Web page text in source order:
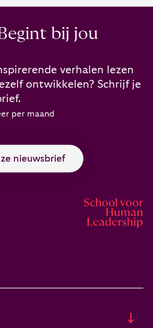
bij jou
verhalen lezen
ontwikkelen? Schrijf je
per maand
nieuwsbrief